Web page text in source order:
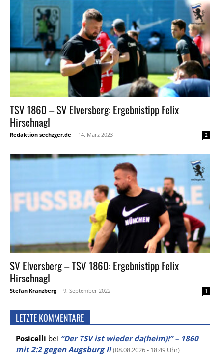
TSV 1860 – SV Elversberg: Ergebnistipp Felix
Hirschnagl
Redaktion sechzger.de - 14. März 2023 2
SV Elversberg – TSV 1860: Ergebnistipp Felix
Hirschnagl
Stefan Kranzberg - 9. September 2022 1
LETZTE KOMMENTARE
Posicelli bei “Der TSV ist wieder da(heim)!” – 1860
mit 2:2 gegen Augsburg II (08.08.2026 - 18:49 Uhr)